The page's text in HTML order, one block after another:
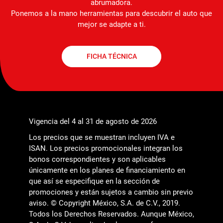
abrumadora.
Ponemos a la mano herramientas para descubrir el auto que
mejor se adapte a ti.
FICHA TÉCNICA
Vigencia del 4 al 31 de agosto de 2026
Los precios que se muestran incluyen IVA e
ISAN. Los precios promocionales integran los
bonos correspondientes y son aplicables
únicamente en los planes de financiamiento en
que así se especifique en la sección de
promociones y están sujetos a cambio sin previo
aviso. © Copyright México, S.A. de C.V., 2019.
Todos los Derechos Reservados. Aunque México,